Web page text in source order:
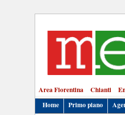
Area Fiorentina Chianti
Home
Primo piano